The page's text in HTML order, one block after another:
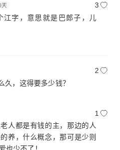
3
江字，意思就是巴郎子，儿
2
久，这得要多少钱？
1
人都是有钱的主，那边的人
养，什么概念，那可是少则